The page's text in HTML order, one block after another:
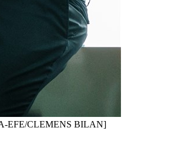
EFE/CLEMENS BILAN]